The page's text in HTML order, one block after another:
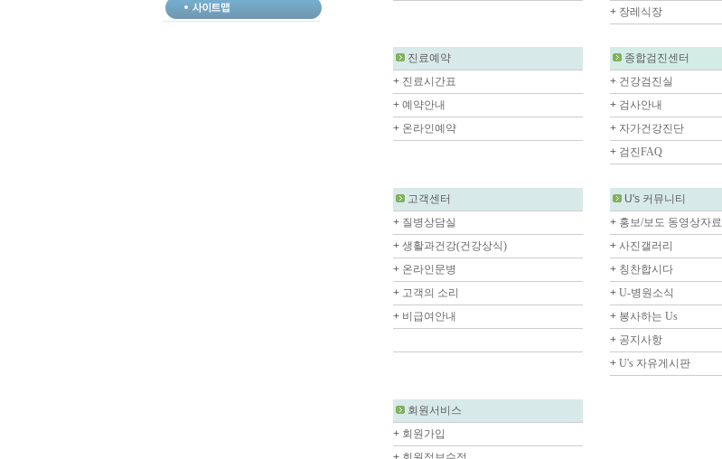
+ 장레식장
진료예약
+ 진료시간표
+ 예약안내
+ 온라인예약
종합검진센터
+ 건강검진실
+ 검사안내
+ 자가건강진단
+ 검진FAQ
고객센터
+ 질병상담실
+ 생활과건강(건강상식)
+ 온라인문병
+ 고객의 소리
+ 비급여안내
U's 커뮤니티
+ 홍보/보도 동영상자료
+ 사진갤러리
+ 칭찬합시다
+ U-병원소식
+ 봉사하는 Us
+ 공지사항
+ U's 자유게시판
회원서비스
+ 회원가입